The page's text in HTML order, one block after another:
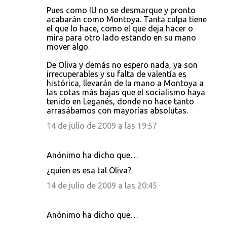
Pues como IU no se desmarque y pronto
acabarán como Montoya. Tanta culpa tiene
el que lo hace, como el que deja hacer o
mira para otro lado estando en su mano
mover algo.
De Oliva y demás no espero nada, ya son
irrecuperables y su falta de valentía es
histórica, llevarán de la mano a Montoya a
las cotas más bajas que el socialismo haya
tenido en Leganés, donde no hace tanto
arrasábamos con mayorías absolutas.
14 de julio de 2009 a las 19:57
Anónimo ha dicho que…
¿quien es esa tal Oliva?
14 de julio de 2009 a las 20:45
Anónimo ha dicho que…